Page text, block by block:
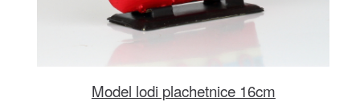
Model lodi plachetnice 16cm